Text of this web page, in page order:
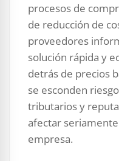
procesos de
de reducción de
proveedores
solución rápida y
detrás de precios
se esconden
tributarios y
afectar
empresa.